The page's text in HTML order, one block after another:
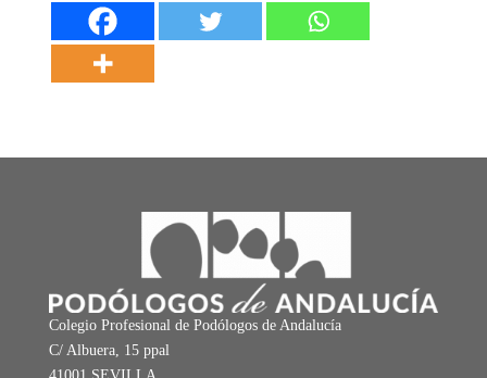
Colegio Profesional de Podólogos de Andalucía
C/ Albuera, 15 ppal